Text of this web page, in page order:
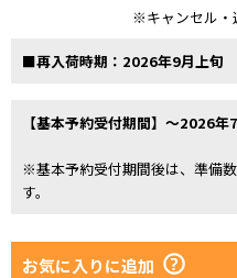
※キャンセル・
■再入荷時期：2026年9月上旬
【基本予約受付期間】～2026年
※基本予約受付期間後は、準備
す。
お気に入りに追加